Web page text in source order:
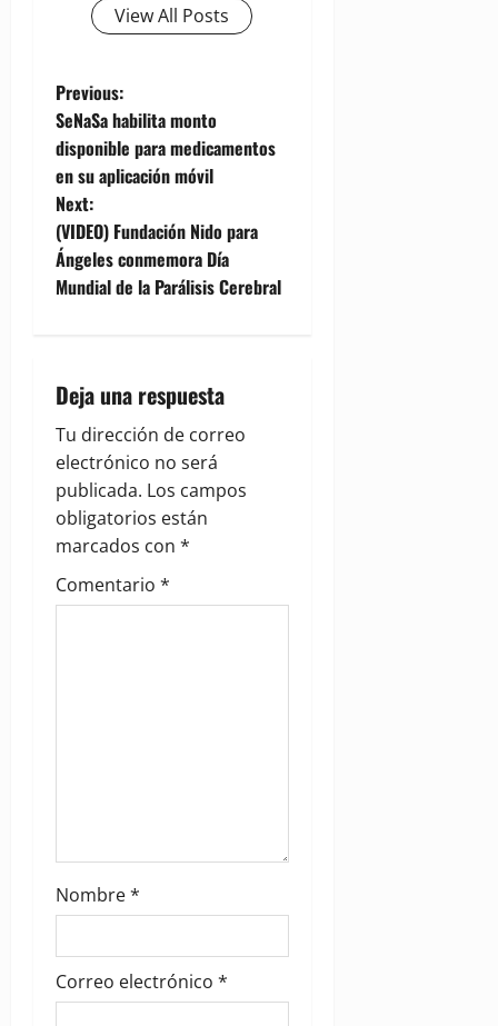
View All Posts
P
o
s
t
n
v
i
g
a
t
i
Previous:
SeNaSa habilita monto
disponible para medicamentos
en su aplicación móvil
Next:
(VIDEO) Fundación Nido para
Ángeles conmemora Día
Mundial de la Parálisis Cerebral
Deja una respuesta
Tu dirección de correo
electrónico no será
publicada. Los campos
obligatorios están
marcados con *
Comentario *
Nombre*
Correo electrónico *